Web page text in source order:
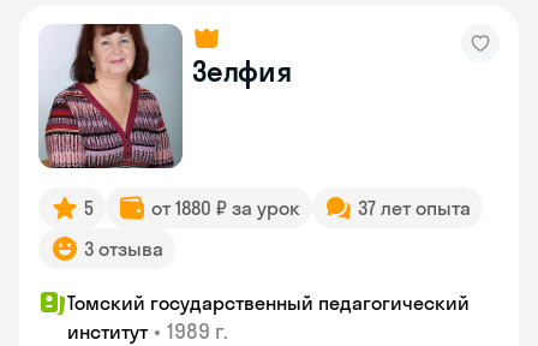
Зелфия
5 от 1880 ₽ за урок
37 лет опыта
3 отзыва
Томский государственный педагогический
институт • 1989 г.